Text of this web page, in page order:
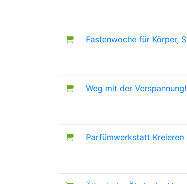
Fastenwoche für Körper,
Weg mit der Verspannung!
Parfümwerkstatt